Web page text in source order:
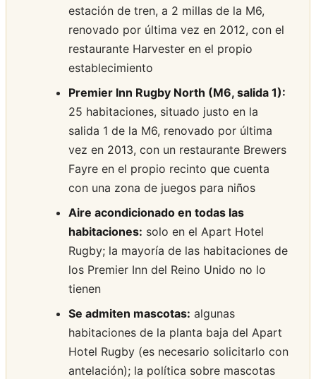
estación de tren, a 2 millas de la M6,
renovado por última vez en 2012, con el
restaurante Harvester en el propio
establecimiento
Premier Inn Rugby North (M6, salida 1):
25 habitaciones, situado justo en la
salida 1 de la M6, renovado por última
vez en 2013, con un restaurante Brewers
Fayre en el propio recinto que cuenta
con una zona de juegos para niños
Aire acondicionado en todas las
habitaciones: solo en el Apart Hotel
Rugby; la mayoría de las habitaciones de
los Premier Inn del Reino Unido no lo
tienen
Se admiten mascotas: algunas
habitaciones de la planta baja del Apart
Hotel Rugby (es necesario solicitarlo con
antelación); la política sobre mascotas